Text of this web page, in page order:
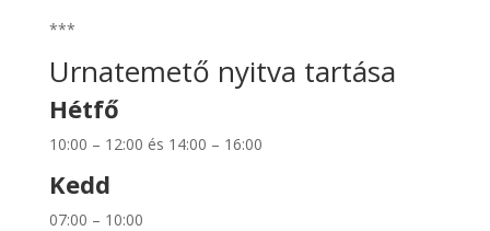
***
Urnatemető nyitva tartása
Hétfő
10:00 – 12:00 és 14:00 – 16:00
Kedd
07:00 – 10:00